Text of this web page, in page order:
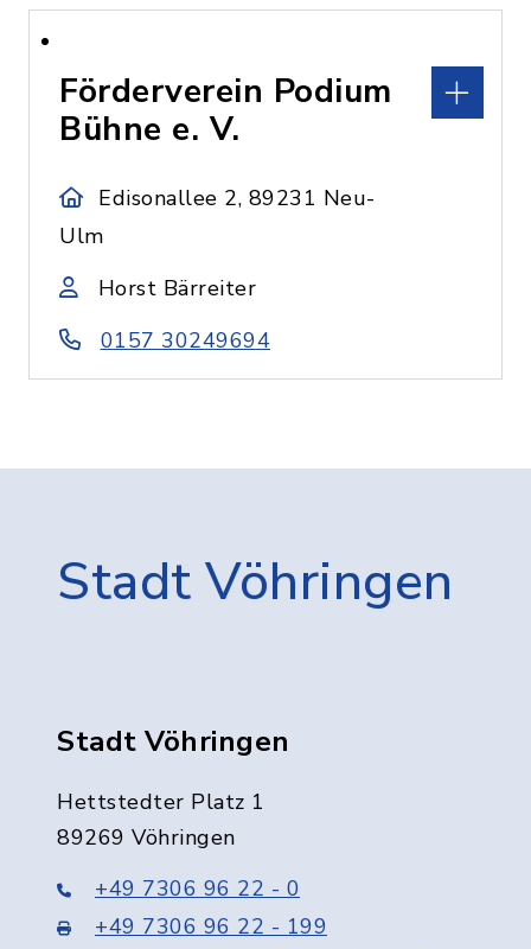
Förderverein Podium
Bühne e. V.
Edisonallee 2, 89231 Neu-
Ulm
Horst Bärreiter
0157 30249694
Stadt Vöhringen
Stadt Vöhringen
Hettstedter Platz 1
89269 Vöhringen
+49 7306 96 22 - 0
+49 7306 96 22 - 199